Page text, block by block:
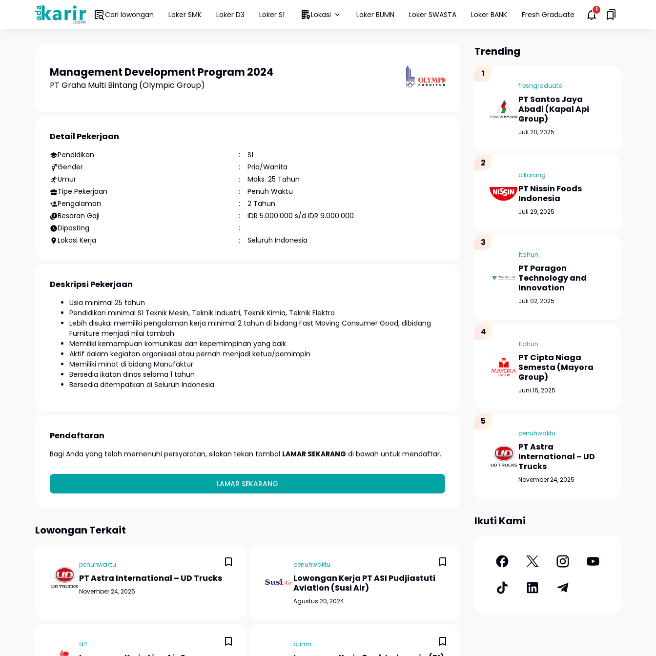
Cari lowongan Loker SMK Loker D3 Loker S1 Lokasi Loker BUMN Loker SWASTA Loker BANK Fresh Graduate
Management Development Program 2024
PT Graha Multi Bintang (Olympic Group)
Detail Pekerjaan
Pendidikan
S1
Gender
Pria/Wanita
Umur
Maks. 25 Tahun
Tipe Pekerjaan
Penuh Waktu
Pengalaman
2 Tahun
Besaran Gaji
IDR 5.000.000 s/d IDR 9.000.000
Diposting
Lokasi Kerja
Seluruh Indonesia
Deskripsi Pekerjaan
Usia minimal 25 tahun
Pendidikan minimal S1 Teknik Mesin, Teknik Industri, Teknik Kimia, Teknik Elektro
Lebih disukai memiliki pengalaman kerja minimal 2 tahun di bidang Fast Moving Consumer Good, dibidang
Furniture menjadi nilai tambah
Memiliki kemampuan komunikasi dan kepemimpinan yang baik
Aktif dalam kegiatan organisasi atau pernah menjadi ketua/pemimpin
Memiliki minat di bidang Manufaktur
Bersedia ikatan dinas selama 1 tahun
Bersedia ditempatkan di Seluruh Indonesia
Pendaftaran
Bagi Anda yang telah memenuhi persyaratan, silakan tekan tombol LAMAR SEKARANG di bawah untuk mendaftar.
LAMAR SEKARANG
Lowongan Terkait
penuhwaktu
PT Astra International – UD Trucks
November 24, 2025
penuhwaktu
Lowongan Kerja PT ASI Pudjiastuti
Aviation (Susi Air)
Agustus 20, 2024
d4 bumn
Trending
freshgraduate
PT Santos Jaya
Abadi (Kapal Api
Group)
Juli 20, 2025
cikarang
PT Nissin Foods
Indonesia
Juli 29, 2025
1tahun
PT Paragon
Technology and
Innovation
Juli 02, 2025
1tahun
PT Cipta Niaga
Semesta (Mayora
Group)
Juni 16, 2025
penuhwaktu
PT Astra
International – UD
Trucks
November 24, 2025
Ikuti Kami